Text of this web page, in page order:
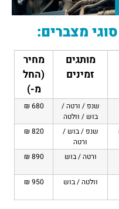
מצברים:
מותגים
זמינים
מחיר
(החל
מ-)
שנפ / ורטה /
בוש / וולטה
680 ₪
שנפ / בוש /
ורטה
820 ₪
ורטה / בוש 890 ₪
וולטה / בוש 950 ₪